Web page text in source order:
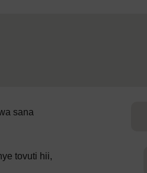
sana
tovuti hii,